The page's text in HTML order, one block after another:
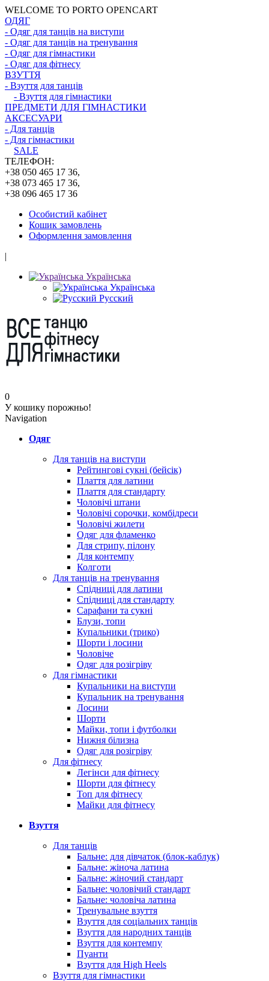
WELCOME TO PORTO OPENCART
ОДЯГ
- Одяг для танців на виступи
- Одяг для танців на тренування
- Одяг для гімнастики
- Одяг для фітнесу
ВЗУТТЯ
- Взуття для танців
- Взуття для гімнастики
ПРЕДМЕТИ ДЛЯ ГІМНАСТИКИ
АКСЕСУАРИ
- Для танців
- Для гімнастики
SALE
ТЕЛЕФОН:
+38 050 465 17 36,
+38 073 465 17 36,
+38 096 465 17 36
Особистий кабінет
Кошик замовлень
Оформлення замовлення
|
Українська
Українська
Русский
0
У кошику порожньо!
Navigation
Одяг
Для танців на виступи
Рейтингові сукні (бейсік)
Плаття для латини
Плаття для стандарту
Чоловічі штани
Чоловічі сорочки, комбідреси
Чоловічі жилети
Одяг для фламенко
Для стрипу, пілону
Для контемпу
Колготи
Для танців на тренування
Спідниці для латини
Спідниці для стандарту
Сарафани та сукні
Блузи, топи
Купальники (трико)
Шорти і лосини
Чоловіче
Одяг для розігріву
Для гімнастики
Купальники на виступи
Купальник на тренування
Лосини
Шорти
Майки, топи і футболки
Нижня білизна
Одяг для розігріву
Для фітнесу
Легінси для фітнесу
Шорти для фітнесу
Топ для фітнесу
Майки для фітнесу
Взуття
Для танців
Бальне: для дівчаток (блок-каблук)
Бальне: жіноча латина
Бальне: жіночий стандарт
Бальне: чоловічий стандарт
Бальне: чоловіча латина
Тренувальне взуття
Взуття для соціальних танців
Взуття для народних танців
Взуття для контемпу
Пуанти
Взуття для High Heels
Взуття для гімнастики